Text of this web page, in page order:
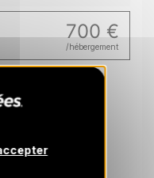
700 €
/hébergement